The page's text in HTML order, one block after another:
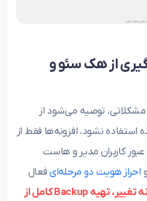
از هک سئو و
مشکلاتی، توصیه می‌شود از
استفاده نشود، افزونه‌ها فقط از
عبور کاربران مدیر و هاست
احراز هویت دو مرحله‌ایفعال
همچنین قبل از هرگونه تغییر، تهیه Backup کامل از